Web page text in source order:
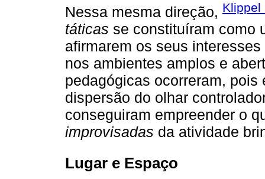
Nessa mesma direção, Klippel
táticas se constituíram como
afirmarem os seus
nos ambientes amplos e
pedagógicas ocorreram,
dispersão do olhar
conseguiram empreender o
improvisadas da atividade
Lugar e Espaço